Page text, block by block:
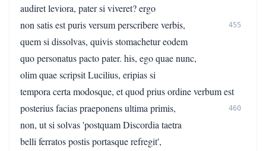
audiret leviora, pater si viveret? ergo
non satis est puris versum perscribere verbis,
455
quem si dissolvas, quivis stomachetur eodem
quo personatus pacto pater. his, ego quae nunc,
olim quae scripsit Lucilius, eripias si
tempora certa modosque, et quod prius ordine verbum est
posterius facias praeponens ultima primis,
460
non, ut si solvas 'postquam Discordia taetra
belli ferratos postis portasque refregit',